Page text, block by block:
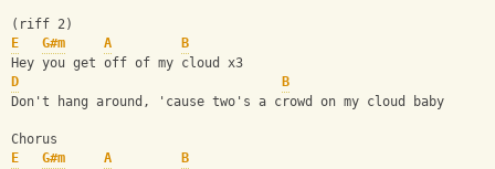
(riff 2)
E
G#m A
B
Hey you get off of my cloud x3
D
B
Don't hang around, 'cause two's a crowd on my cloud baby
Chorus
E
G#m A
B